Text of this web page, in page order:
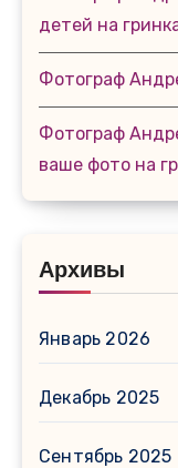
детей на
Фотограф
Фотограф
ваше фото на
Архивы
Январь 2026
Декабрь 2025
Сентябрь 2025